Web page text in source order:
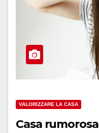
VALORIZZARE LA CASA
Casa